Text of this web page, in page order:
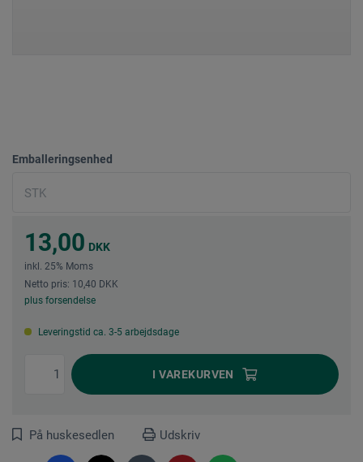
Emballeringsenhed
13,00 DKK
inkl. 25% Moms
Netto pris: 10,40 DKK
plus forsendelse
Leveringstid ca. 3-5 arbejdsdage
I VAREKURVEN
På huskesedlen Udskriv